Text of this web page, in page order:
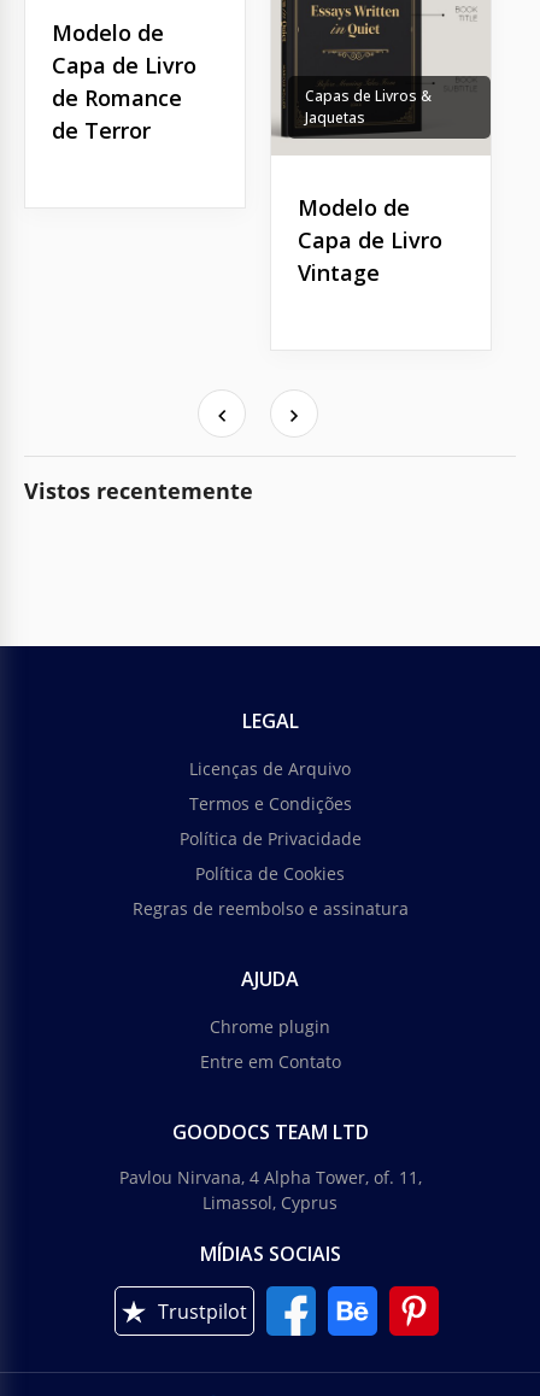
Modelo de
Capa de Livro
de Romance
de Terror
Capas de Livros &
Jaquetas
Modelo de
Capa de Livro
Vintage
Vistos recentemente
LEGAL
Licenças de Arquivo
Termos e Condições
Política de Privacidade
Política de Cookies
Regras de reembolso e assinatura
AJUDA
Chrome plugin
Entre em Contato
GOODOCS TEAM LTD
Pavlou Nirvana, 4 Alpha Tower, of. 11,
Limassol, Cyprus
MÍDIAS SOCIAIS
Trustpilot